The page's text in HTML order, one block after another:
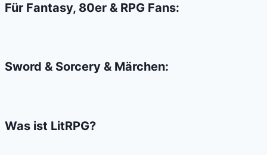
Für Fantasy, 80er & RPG Fans:
Sword & Sorcery & Märchen:
Was ist LitRPG?